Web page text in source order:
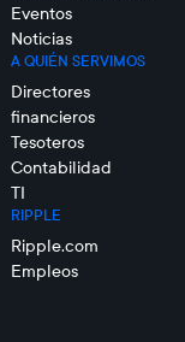
Eventos
Noticias
A QUIÉN SERVIMOS
Directores
financieros
Tesoteros
Contabilidad
TI
RIPPLE
Ripple.com
Empleos